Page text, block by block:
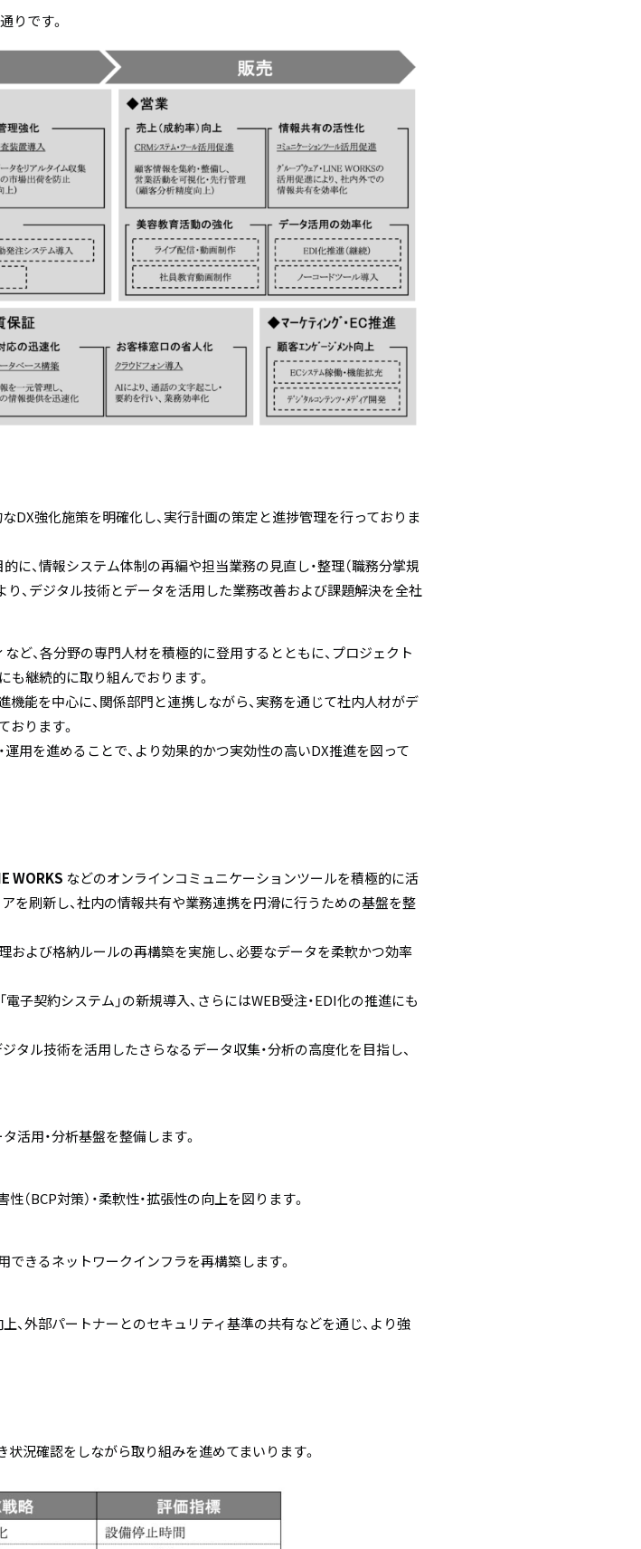
りです。
DX強化施策を明確化し、実行計画の策定と進捗管理を行っておりま
に、情報システム体制の再編や担当業務の見直し・整理（職務分掌規
り、デジタル技術とデータを活用した業務改善および課題解決を全社
ど、各分野の専門人材を積極的に登用するとともに、プロジェクト
も継続的に取り組んでおります。
能を中心に、関係部門と連携しながら、実務を通じて社内人材がデ
ります。
用を進めることで、より効果的かつ実効性の高いDX推進を図って
WORKS などのオンラインコミュニケーションツールを積極的に活
を刷新し、社内の情報共有や業務連携を円滑に行うための基盤を整
および格納ルールの再構築を実施し、必要なデータを柔軟かつ効率
子契約システム」の新規導入、さらにはWEB受注・EDI化の推進にも
タル技術を活用したさらなるデータ収集・分析の高度化を目指し、
活用・分析基盤を整備します。
（BCP対策）・柔軟性・拡張性の向上を図ります。
きるネットワークインフラを再構築します。
、外部パートナーとのセキュリティ基準の共有などを通じ、より強
況確認をしながら取り組みを進めてまいります。